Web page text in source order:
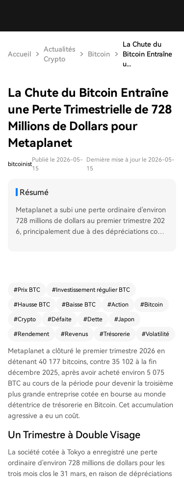
Accueil
Actualités
Crypto
Bitcoin
La Chute du
Bitcoin Entraîne
u...
La Chute du Bitcoin Entraîne
une Perte Trimestrielle de 728
Millions de Dollars pour
Metaplanet
bitcoinist
Publié le 2026-05-
15
Dernière mise à jour le 2026-05-
15
Résumé
Metaplanet a subi une perte ordinaire d'environ
728 millions de dollars au premier trimestre 202
6, principalement due à des dépréciations comp
ublique mondiale. Ses résultats opérationnels res
14,38 millions de dollars sur un chiffre d'affaires
de 19,5 millions de dollars. Pour financer ses ach
ses prévisions annuelles et utilise comme indicat
eur clé le « Bitcoin par action diluée », qui a aug
menté de 2,8% sur le trimestre.
#Prix BTC #Investissement régulier BTC
#Hausse BTC #Baisse BTC #Action #Bitcoin
#Crypto #Défaite #Dette #Japon
#Rendement #Revenus #Trésorerie #Volatilité
Metaplanet a clôturé le premier trimestre 2026 en
détenant 40 177 bitcoins, contre 35 102 à la fin
décembre 2025, après avoir acheté environ 5 075
BTC au cours de la période pour devenir la troisième
plus grande entreprise cotée en bourse au monde
détentrice de trésorerie en Bitcoin. Cet accumulation
agressive a eu un coût.
Un Trimestre à Double Visage
La société cotée à Tokyo a enregistré une perte
ordinaire d'environ 728 millions de dollars pour les
trois mois clos le 31 mars, en raison de dépréciations